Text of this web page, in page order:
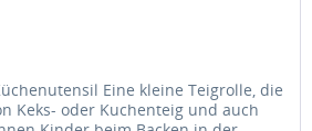
Eine kleine Teigrolle, die
Keks- oder Kuchenteig und auch